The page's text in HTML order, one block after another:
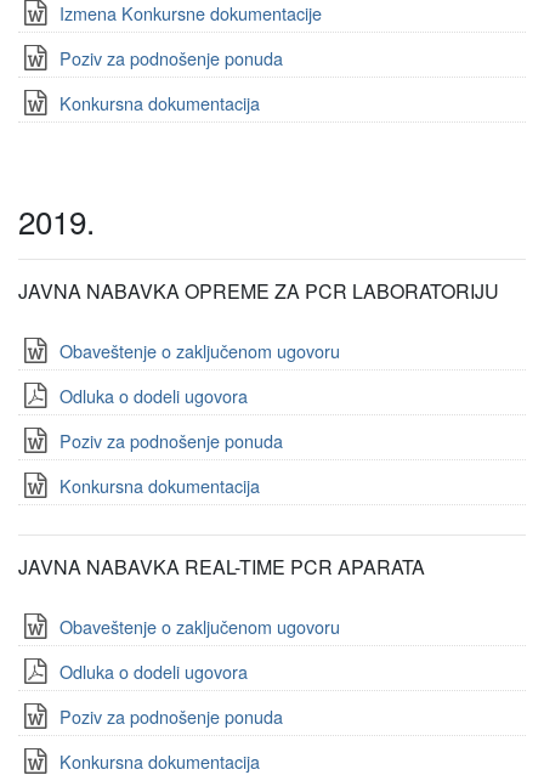
Izmena Konkursne dokumentacije
Poziv za podnošenje ponuda
Konkursna dokumentacija
2019.
JAVNA NABAVKA OPREME ZA PCR LABORATORIJU
Obaveštenje o zaključenom ugovoru
Odluka o dodeli ugovora
Poziv za podnošenje ponuda
Konkursna dokumentacija
JAVNA NABAVKA REAL-TIME PCR APARATA
Obaveštenje o zaključenom ugovoru
Odluka o dodeli ugovora
Poziv za podnošenje ponuda
Konkursna dokumentacija